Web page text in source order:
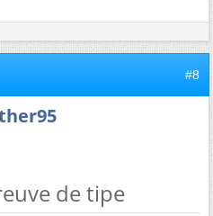
#8
de tipe